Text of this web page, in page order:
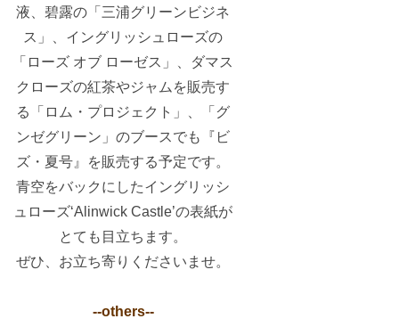
液、碧露の「三浦グリーンビジネ
ス」、イングリッシュローズの
「ローズ オブ ローゼス」、ダマス
クローズの紅茶やジャムを販売す
る「ロム・プロジェクト」、「グ
ンゼグリーン」のブースでも『ビ
ズ・夏号』を販売する予定です。
青空をバックにしたイングリッシ
ュローズ‘Alinwick Castle’の表紙が
とても目立ちます。
ぜひ、お立ち寄りくださいませ。
--others--